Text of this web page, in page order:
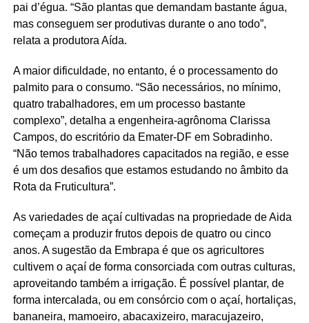
pai d’égua. “São plantas que demandam bastante água,
mas conseguem ser produtivas durante o ano todo”,
relata a produtora Aída.
A maior dificuldade, no entanto, é o processamento do
palmito para o consumo. “São necessários, no mínimo,
quatro trabalhadores, em um processo bastante
complexo”, detalha a engenheira-agrônoma Clarissa
Campos, do escritório da Emater-DF em Sobradinho.
“Não temos trabalhadores capacitados na região, e esse
é um dos desafios que estamos estudando no âmbito da
Rota da Fruticultura”.
As variedades de açaí cultivadas na propriedade de Aida
começam a produzir frutos depois de quatro ou cinco
anos. A sugestão da Embrapa é que os agricultores
cultivem o açaí de forma consorciada com outras culturas,
aproveitando também a irrigação. É possível plantar, de
forma intercalada, ou em consórcio com o açaí, hortaliças,
bananeira, mamoeiro, abacaxizeiro, maracujazeiro,